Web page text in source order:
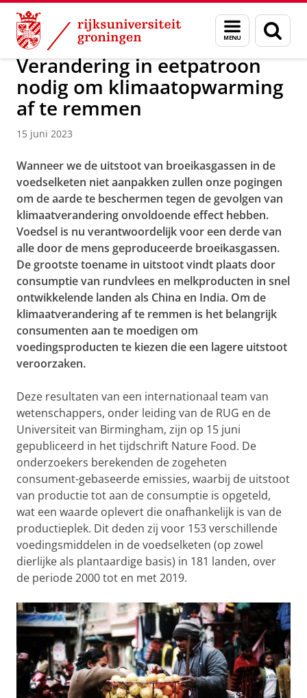
Skip
Content
Skip
Navigation
Menu
en
zoeken
Over ons Actueel Nieuws Nieuwsberichten
Verandering in eetpatroon
nodig om klimaatopwarming
af te remmen
15 juni 2023
Wanneer we de uitstoot van broeikasgassen in de
voedselketen niet aanpakken zullen onze pogingen
om de aarde te beschermen tegen de gevolgen van
klimaatverandering onvoldoende effect hebben.
Voedsel is nu verantwoordelijk voor een derde van
alle door de mens geproduceerde broeikasgassen.
De grootste toename in uitstoot vindt plaats door
consumptie van rundvlees en melkproducten in snel
ontwikkelende landen als China en India. Om de
klimaatverandering af te remmen is het belangrijk
consumenten aan te moedigen om
voedingsproducten te kiezen die een lagere uitstoot
veroorzaken.
Deze resultaten van een internationaal team van
wetenschappers, onder leiding van de RUG en de
Universiteit van Birmingham, zijn op 15 juni
gepubliceerd in het tijdschrift Nature Food. De
onderzoekers berekenden de zogeheten
consument-gebaseerde emissies, waarbij de uitstoot
van productie tot aan de consumptie is opgeteld,
wat een waarde oplevert die onafhankelijk is van de
productieplek. Dit deden zij voor 153 verschillende
voedingsmiddelen in de voedselketen (op zowel
dierlijke als plantaardige basis) in 181 landen, over
de periode 2000 tot en met 2019.